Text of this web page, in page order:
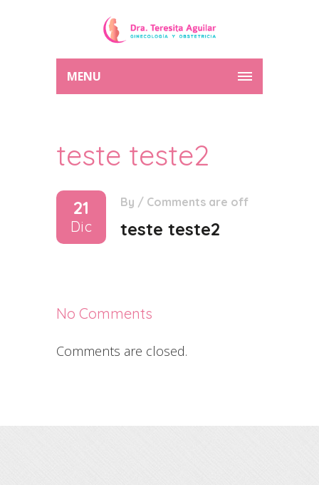
MENU
teste teste2
21
Dic
By / Comments are off
teste teste2
No Comments
Comments are closed.